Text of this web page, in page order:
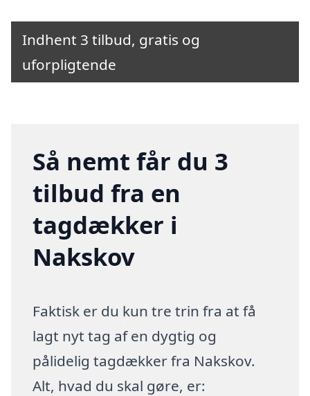
Indhent 3 tilbud, gratis og
uforpligtende
Så nemt får du 3
tilbud fra en
tagdækker i
Nakskov
Faktisk er du kun tre trin fra at få
lagt nyt tag af en dygtig og
pålidelig tagdækker fra Nakskov.
Alt, hvad du skal gøre, er: